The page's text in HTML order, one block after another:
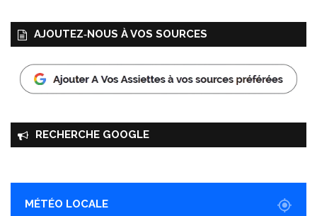
AJOUTEZ‑NOUS À VOS SOURCES
RECHERCHE GOOGLE
MÉTÉO LOCALE